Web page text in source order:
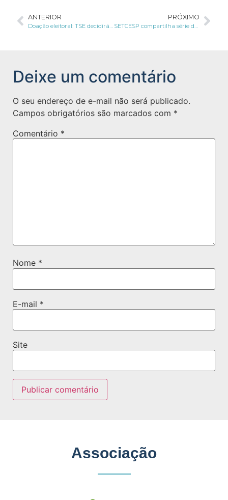
ANTERIOR
Doação eleitoral: TSE decidirá sobre sigilo de dados, e preocupa organizações
PRÓXIMO
SETCESP compartilha série de conteúdos sobre a LGPD
Deixe um comentário
O seu endereço de e-mail não será publicado.
Campos obrigatórios são marcados com *
Comentário *
Nome *
E-mail *
Site
Associação